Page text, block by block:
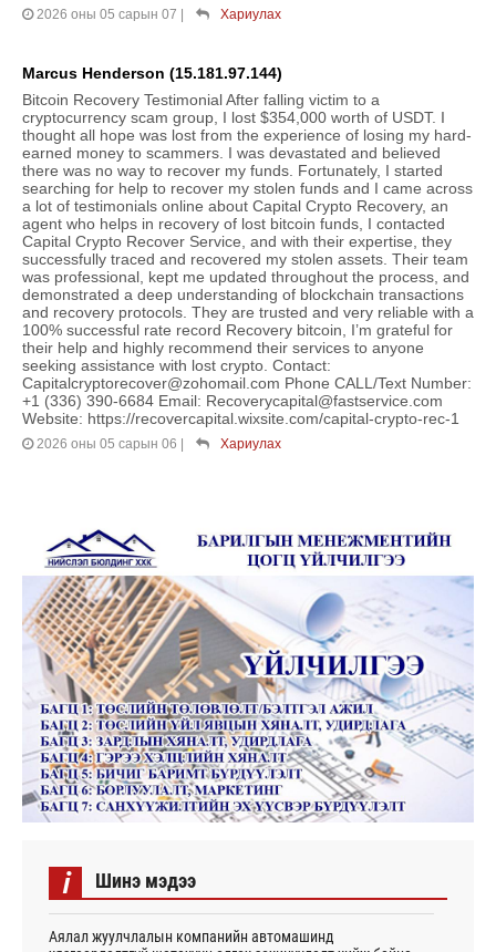
2026 оны 05 сарын 07 Хариулах
Marcus Henderson (15.181.97.144)
Bitcoin Recovery Testimonial After falling victim to a
cryptocurrency scam group, I lost $354,000 worth of USDT. I
thought all hope was lost from the experience of losing my hard-
earned money to scammers. I was devastated and believed
there was no way to recover my funds. Fortunately, I started
searching for help to recover my stolen funds and I came across
a lot of testimonials online about Capital Crypto Recovery, an
agent who helps in recovery of lost bitcoin funds, I contacted
Capital Crypto Recover Service, and with their expertise, they
successfully traced and recovered my stolen assets. Their team
was professional, kept me updated throughout the process, and
demonstrated a deep understanding of blockchain transactions
and recovery protocols. They are trusted and very reliable with a
100% successful rate record Recovery bitcoin, I’m grateful for
their help and highly recommend their services to anyone
seeking assistance with lost crypto. Contact:
Capitalcryptorecover@zohomail.com Phone CALL/Text Number:
+1 (336) 390-6684 Email: Recoverycapital@fastservice.com
Website: https://recovercapital.wixsite.com/capital-crypto-rec-1
2026 оны 05 сарын 06 Хариулах
i Шинэ мэдээ
Аялал жуулчлалын компанийн автомашинд